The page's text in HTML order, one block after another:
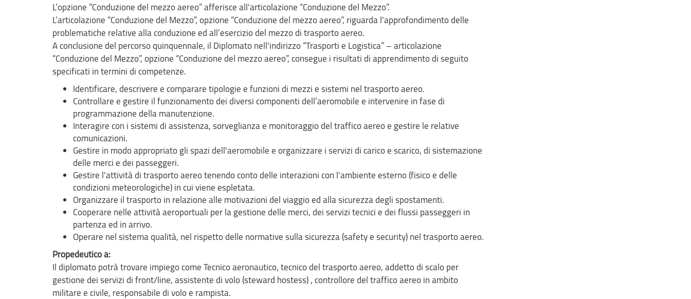
L’opzione “Conduzione del mezzo aereo” afferisce all'articolazione “Conduzione del Mezzo”.
L’articolazione “Conduzione del Mezzo”, opzione “Conduzione del mezzo aereo”, riguarda l'approfondimento delle
problematiche relative alla conduzione ed all’esercizio del mezzo di trasporto aereo.
A conclusione del percorso quinquennale, il Diplomato nell'indirizzo “Trasporti e Logistica” – articolazione
“Conduzione del Mezzo”, opzione “Conduzione del mezzo aereo”, consegue i risultati di apprendimento di seguito
specificati in termini di competenze.
Identificare, descrivere e comparare tipologie e funzioni di mezzi e sistemi nel trasporto aereo.
Controllare e gestire il funzionamento dei diversi componenti dell’aeromobile e intervenire in fase di
programmazione della manutenzione.
Interagire con i sistemi di assistenza, sorveglianza e monitoraggio del traffico aereo e gestire le relative
comunicazioni.
Gestire in modo appropriato gli spazi dell'aeromobile e organizzare i servizi di carico e scarico, di sistemazione
delle merci e dei passeggeri.
Gestire l'attività di trasporto aereo tenendo conto delle interazioni con l'ambiente esterno (fisico e delle
condizioni meteorologiche) in cui viene espletata.
Organizzare il trasporto in relazione alle motivazioni del viaggio ed alla sicurezza degli spostamenti.
Cooperare nelle attività aeroportuali per la gestione delle merci, dei servizi tecnici e dei flussi passeggeri in
partenza ed in arrivo.
Operare nel sistema qualità, nel rispetto delle normative sulla sicurezza (safety e security) nel trasporto aereo.
Propedeutico a:
Il diplomato potrà trovare impiego come Tecnico aeronautico, tecnico del trasporto aereo, addetto di scalo per
gestione dei servizi di front/line, assistente di volo (steward hostess) , controllore del traffico aereo in ambito
militare e civile, responsabile di volo e rampista.